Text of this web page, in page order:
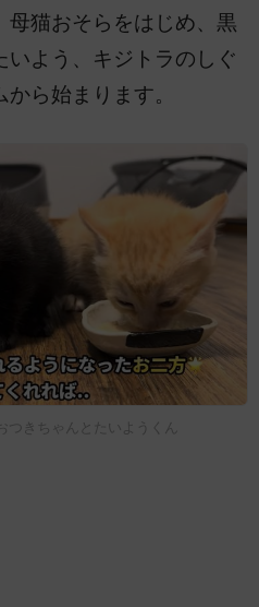
母猫おそらをはじめ、黒
よう、キジトラのしぐ
ら始まります。
つきちゃんとたいようくん